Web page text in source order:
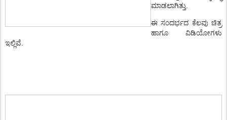
ಮಾಡಲಾಗಿತ್ತು.
ಈ ಸಂದರ್ಭದ ಕೆಲವು ಚಿತ್ರ
ಹಾಗೂ ವಿಡಿಯೋಗಳು
ಇಲ್ಲಿವೆ.